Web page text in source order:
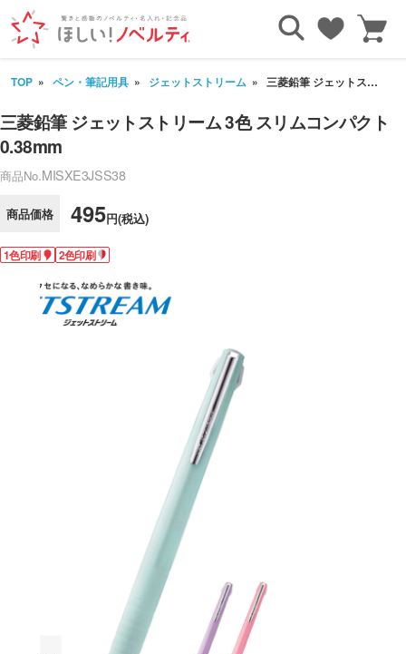
TOP ペン・筆記用具 ジェットストリーム 三菱鉛筆 ジェットストリーム 3色 スリムコンパクト 0.38mm
三菱鉛筆 ジェットストリーム 3色 スリムコンパクト
0.38mm
商品No.MISXE3JSS38
商品価格 495円(税込)
1色印刷 2色印刷